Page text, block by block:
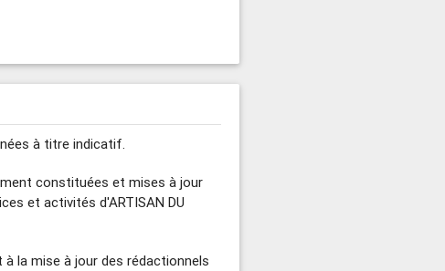
à titre indicatif.
constituées et mises à jour
et activités d'ARTISAN DU
la mise à jour des rédactionnels